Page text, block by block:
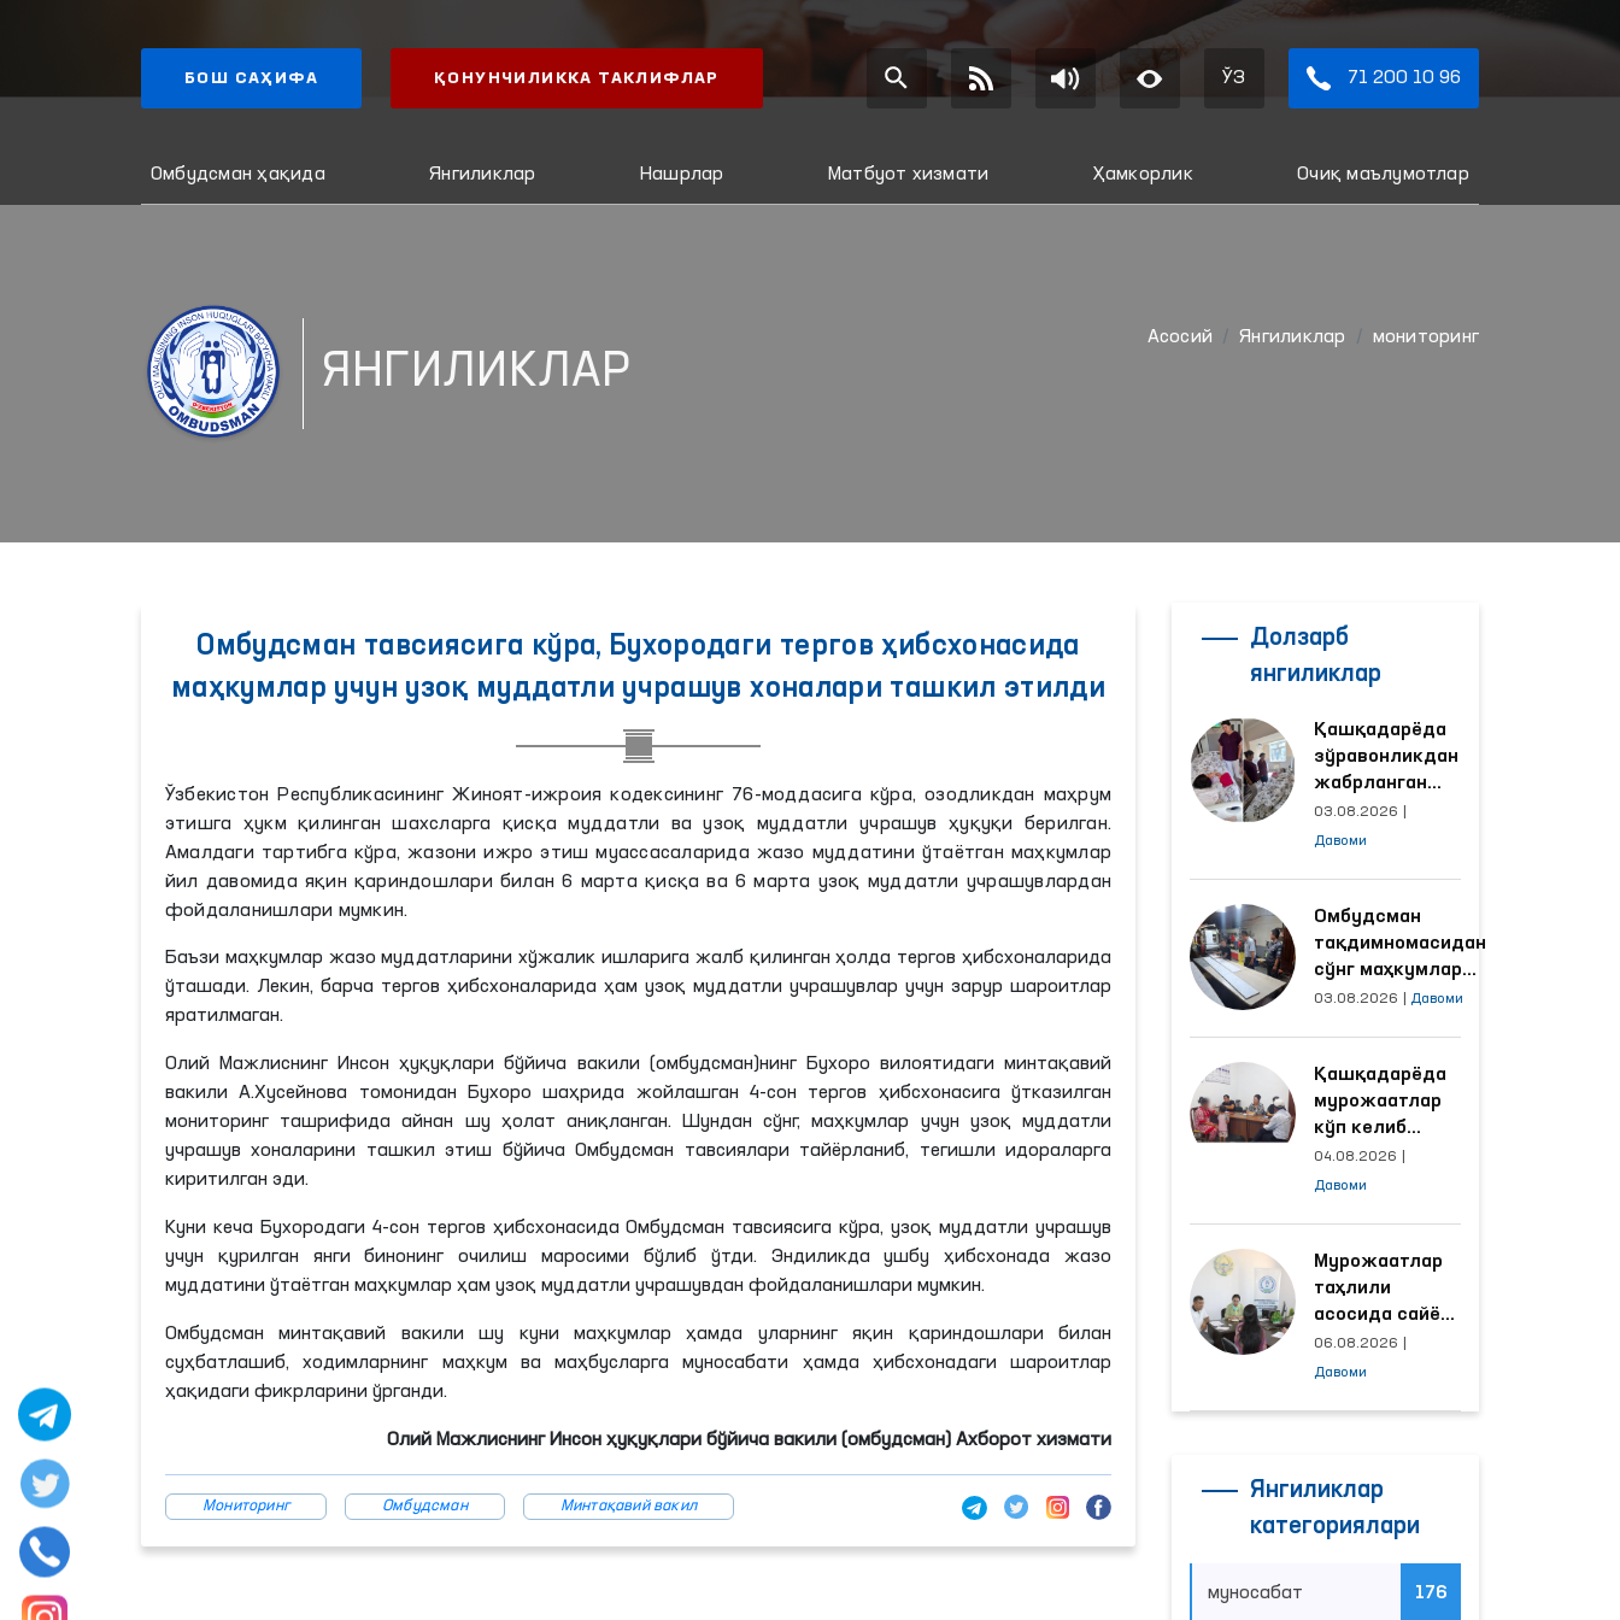
БОШ САҲИФА ҚОНУНЧИЛИККА ТАКЛИФЛАР ЎЗ 71 200 10 96
Омбудсман ҳақида Янгиликлар Нашрлар Матбуот хизмати Ҳамкорлик Очиқ маълумотлар
ЯНГИЛИКЛАР
Aсосий Янгиликлар мониторинг
Омбудсман тавсиясига кўра, Бухородаги тергов ҳибсхонасида
маҳкумлар учун узоқ муддатли учрашув хоналари ташкил этилди
Ўзбекистон Республикасининг Жиноят-ижроия кодексининг 76-моддасига кўра, озодликдан маҳрум
этишга ҳукм қилинган шахсларга қисқа муддатли ва узоқ муддатли учрашув ҳуқуқи берилган.
Амалдаги тартибга кўра, жазони ижро этиш муассасаларида жазо муддатини ўтаётган маҳкумлар
йил давомида яқин қариндошлари билан 6 марта қисқа ва 6 марта узоқ муддатли учрашувлардан
фойдаланишлари мумкин.
Баъзи маҳкумлар жазо муддатларини хўжалик ишларига жалб қилинган ҳолда тергов ҳибсхоналарида
ўташади. Лекин, барча тергов ҳибсхоналарида ҳам узоқ муддатли учрашувлар учун зарур шароитлар
яратилмаган.
Олий Мажлиснинг Инсон ҳуқуқлари бўйича вакили (омбудсман)нингБухоро вилоятидаги минтақавий
вакили А.Хусейнова томонидан Бухоро шаҳрида жойлашган 4-сон тергов ҳибсхонасига ўтказилган
мониторинг ташрифида айнан шу ҳолат аниқланган. Шундан сўнг, маҳкумлар учун узоқ муддатли
учрашув хоналарини ташкил этиш бўйича Омбудсман тавсиялари тайёрланиб, тегишли идораларга
киритилган эди.
Куни кеча Бухородаги 4-сон тергов ҳибсхонасида Омбудсман тавсиясига кўра, узоқ муддатли учрашув
учун қурилган янги бинонинг очилиш маросими бўлиб ўтди. Эндиликда ушбу ҳибсхонада жазо
муддатини ўтаётган маҳкумлар ҳам узоқ муддатли учрашувдан фойдаланишлари мумкин.
Омбудсман минтақавий вакили шу куни маҳкумлар ҳамда уларнинг яқин қариндошлари билан
суҳбатлашиб, ходимларнинг маҳкум ва маҳбусларга муносабати ҳамда ҳибсхонадаги шароитлар
ҳақидаги фикрларини ўрганди.
Олий Мажлиснинг Инсон ҳуқуқлари бўйича вакили (омбудсман) Ахборот хизмати
Мониторинг Омбудсман Минтақавий вакил
Долзарб
янгиликлар
Қашқадарёда
зўравонликдан
жабрланган
аёлнинг ҳолати
Омбудсман
03.08.2026
Давоми
Омбудсман
тақдимномасидан
сўнг маҳкумлар
меҳнат қилаётган
яхшиланди
03.08.2026 Давоми
Қашқадарёда
мурожаатлар
кўп келиб
тушаётган
ҳудудлар
ишлаш йўлга
қўйилди
04.08.2026
Давоми
Мурожаатлар
таҳлили
асосида сайёр
қабул
ўтказиладиган
06.08.2026
Давоми
Янгиликлар
категориялари
муносабат 176